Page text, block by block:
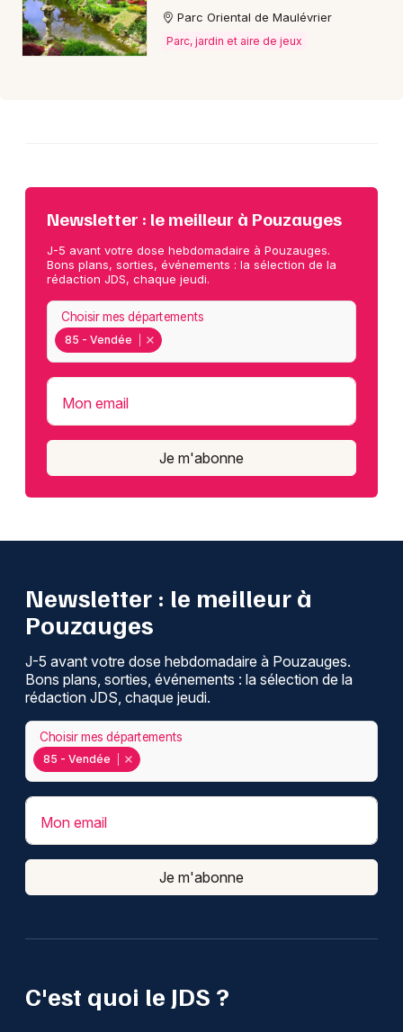
Je m'abonne
Parc Oriental de Maulévrier
Parc, jardin et aire de jeux
Newsletter : le meilleur à Pouzauges
J-5 avant votre dose hebdomadaire à Pouzauges.
Bons plans, sorties, événements : la sélection de la
rédaction JDS, chaque jeudi.
85 - Vendée
Choisir mes départements
Mon email
Je m'abonne
C'est quoi le JDS ?
Newsletter : le meilleur à
Pouzauges
J-5 avant votre dose hebdomadaire à Pouzauges.
Bons plans, sorties, événements : la sélection de la
rédaction JDS, chaque jeudi.
85 - Vendée
Choisir mes départements
Mon email
Je m'abonne